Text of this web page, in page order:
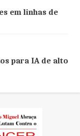
em linhas de
para IA de alto